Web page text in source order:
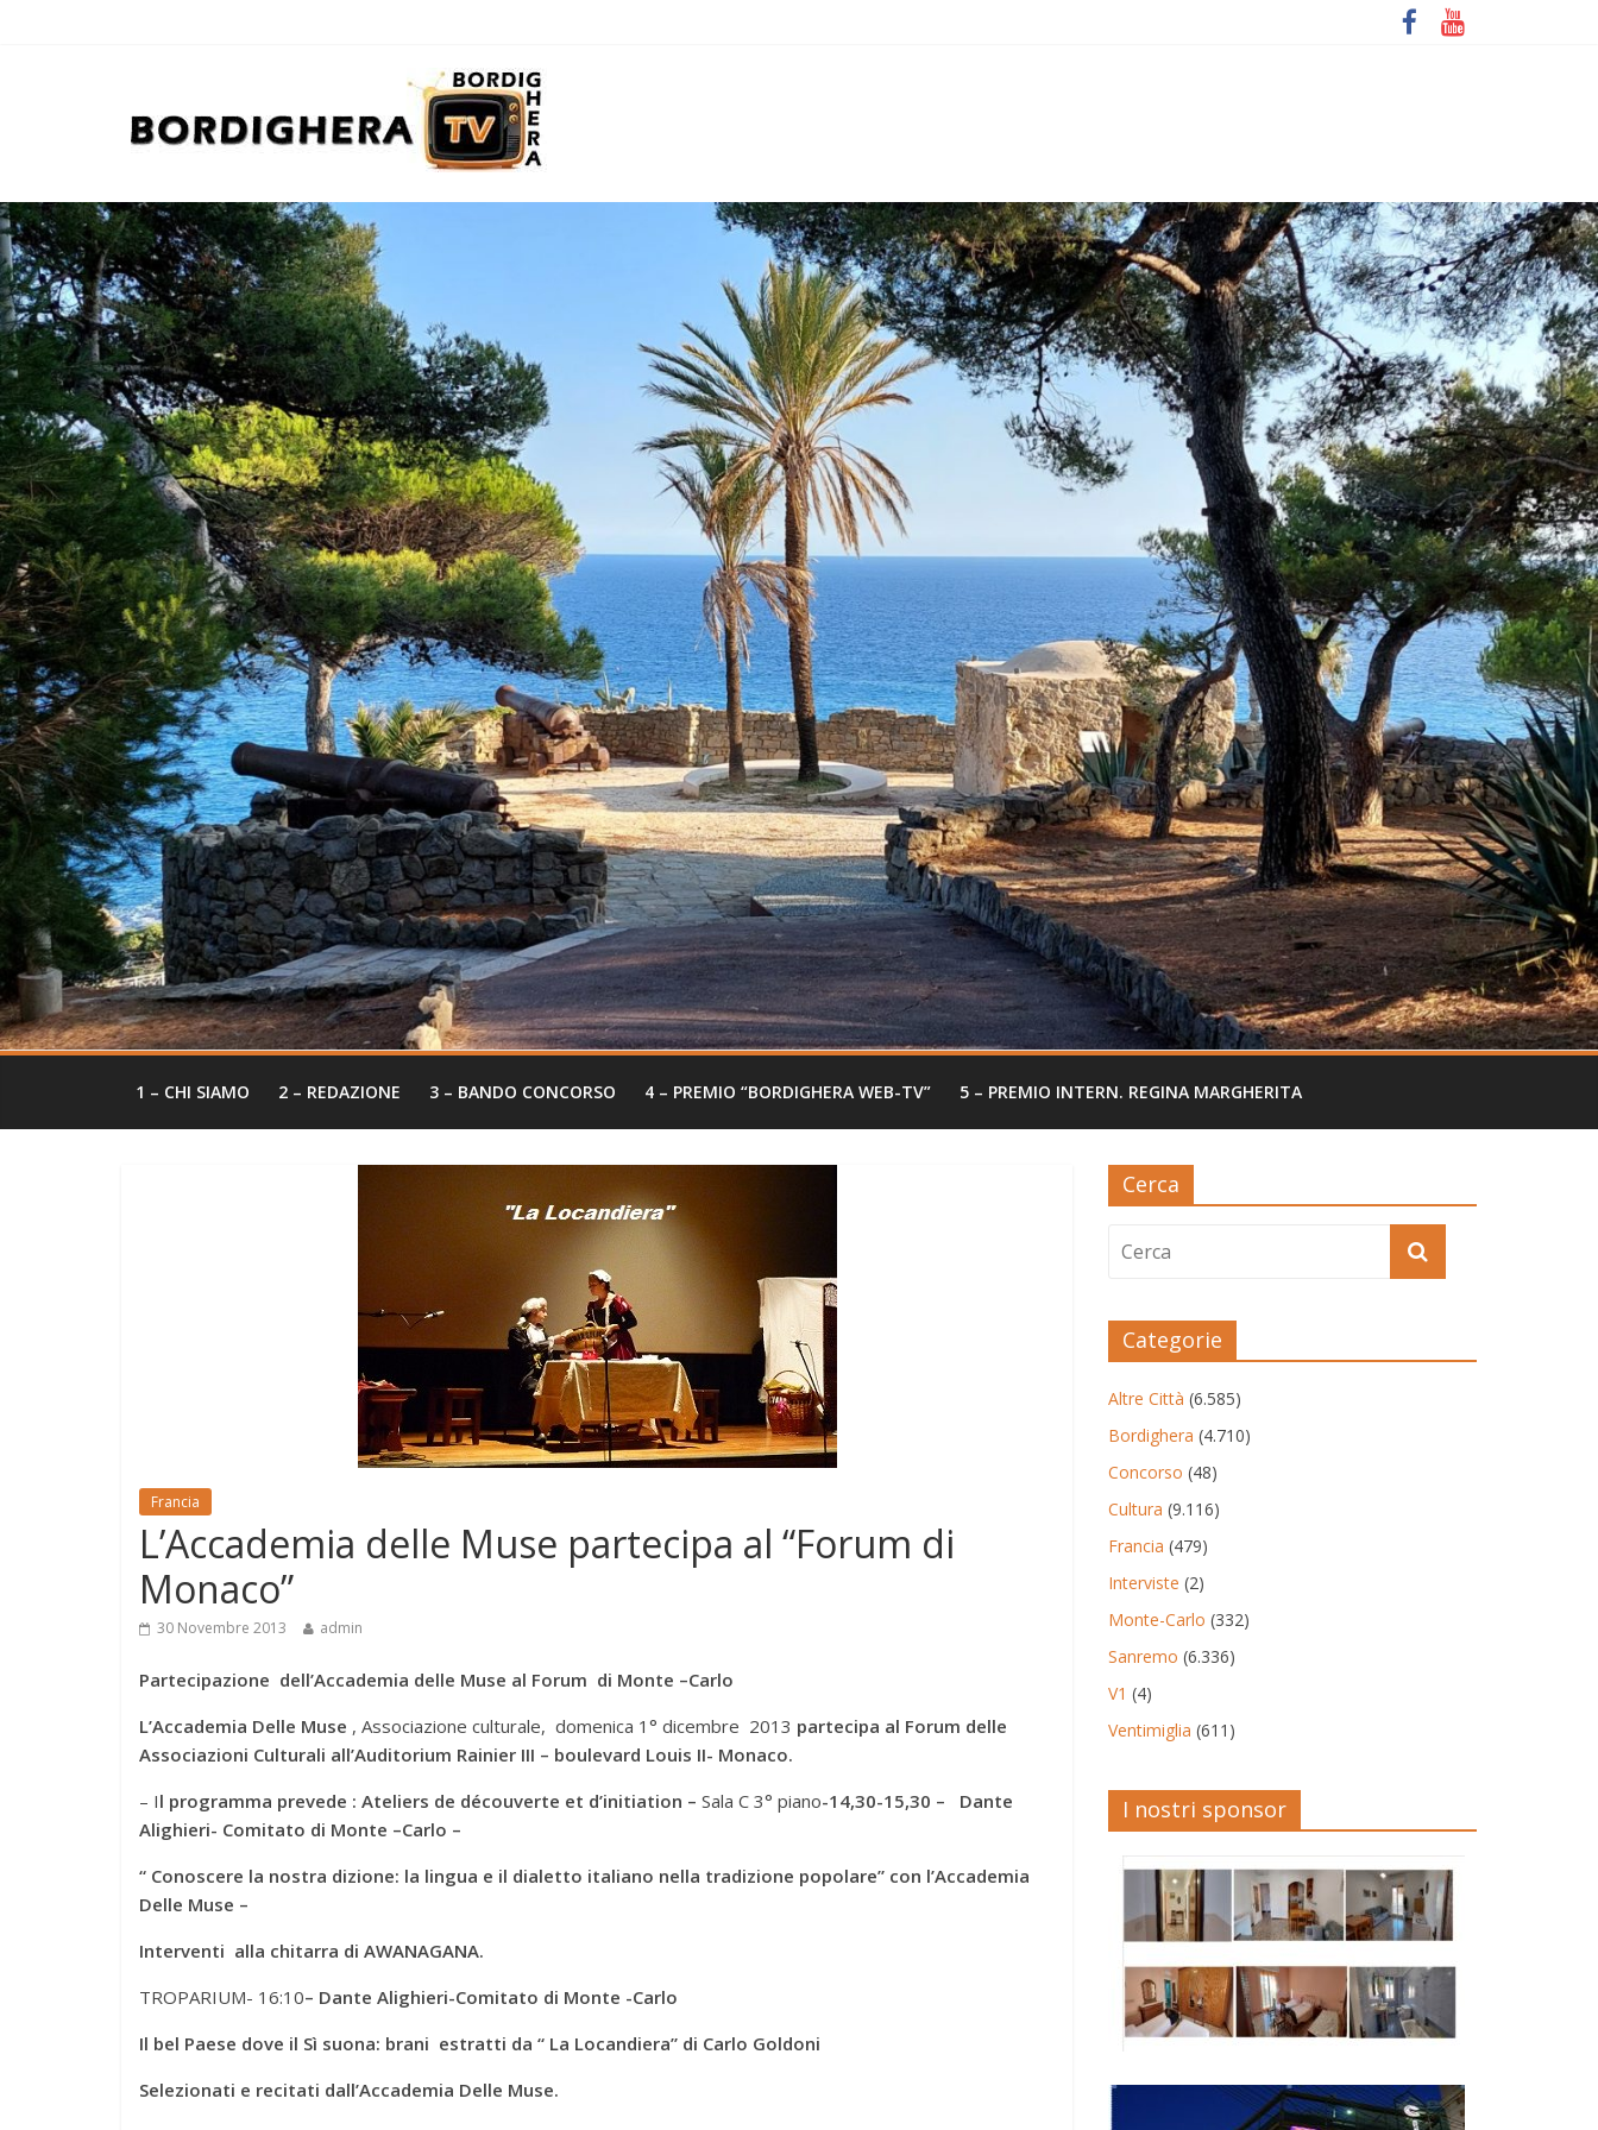
1 – CHI SIAMO 2 – REDAZIONE 3 – BANDO CONCORSO 4 – PREMIO “BORDIGHERA WEB-TV” 5 – PREMIO INTERN. REGINA MARGHERITA
Francia
L’Accademia delle Muse partecipa al “Forum di
Monaco”
30 Novembre 2013 admin
Partecipazione dell’Accademia delle Muse al Forum di Monte –Carlo
L’Accademia Delle Muse , Associazione culturale, domenica 1° dicembre 2013 partecipa al Forum delle
Associazioni Culturali all’Auditorium Rainier III – boulevard Louis II- Monaco.
– Il programma prevede : Ateliers de découverte et d’initiation – Sala C 3° piano-14,30-15,30 – Dante
Alighieri- Comitato di Monte –Carlo –
“ Conoscere la nostra dizione: la lingua e il dialetto italiano nella tradizione popolare” con l’Accademia
Delle Muse –
Interventi alla chitarra di AWANAGANA.
TROPARIUM- 16:10– Dante Alighieri-Comitato di Monte -Carlo
Il bel Paese dove il Sì suona: brani estratti da “ La Locandiera” di Carlo Goldoni
Selezionati e recitati dall’Accademia Delle Muse.
Cerca
Categorie
Altre Città (6.585)
Bordighera (4.710)
Concorso (48)
Cultura (9.116)
Francia (479)
Interviste (2)
Monte-Carlo (332)
Sanremo (6.336)
V1 (4)
Ventimiglia (611)
I nostri sponsor